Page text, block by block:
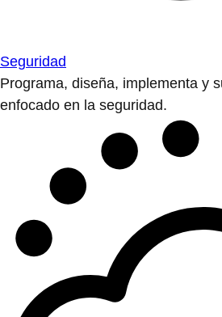
Seguridad
Programa, diseña, implementa y
enfocado en la seguridad.